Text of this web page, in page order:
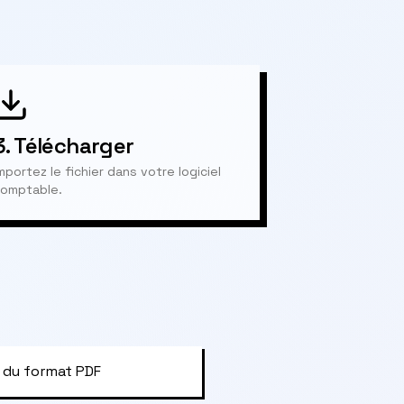
Télécharger
le fichier dans votre logiciel
format PDF